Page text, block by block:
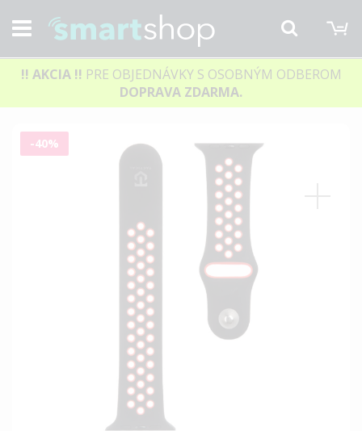
Hľadať
!! AKCIA !! PRE OBJEDNÁVKY S OSOBNÝM ODBEROM
DOPRAVA ZDARMA.
Preskočiť
-40%